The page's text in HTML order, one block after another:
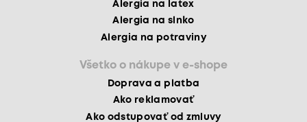
Alergia na latex
Alergia na slnko
Alergia na potraviny
Všetko o nákupe v e-shope
Doprava a platba
Ako reklamovať
Ako odstupovať od zmluvy